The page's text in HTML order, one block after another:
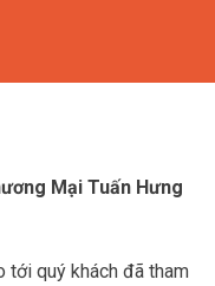
Mại Tuấn Hưng
tới quý khách đã tham